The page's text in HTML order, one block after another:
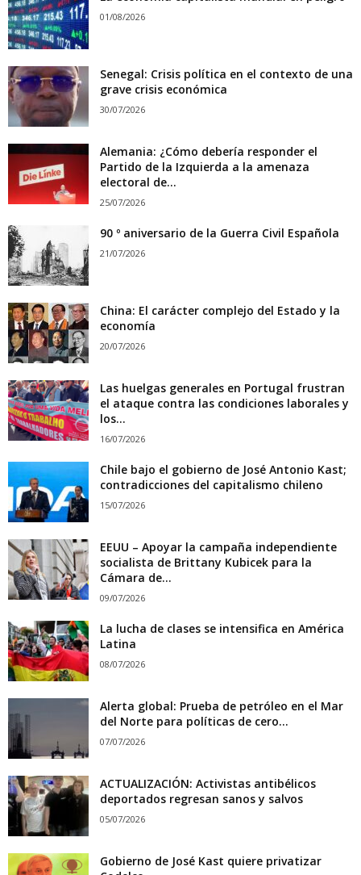
01/08/2026
Senegal: Crisis política en el contexto de una
grave crisis económica
30/07/2026
Alemania: ¿Cómo debería responder el
Partido de la Izquierda a la amenaza
electoral de...
25/07/2026
90 º aniversario de la Guerra Civil Española
21/07/2026
China: El carácter complejo del Estado y la
economía
20/07/2026
Las huelgas generales en Portugal frustran
el ataque contra las condiciones laborales y
los...
16/07/2026
Chile bajo el gobierno de José Antonio Kast;
contradicciones del capitalismo chileno
15/07/2026
EEUU – Apoyar la campaña independiente
socialista de Brittany Kubicek para la
Cámara de...
09/07/2026
La lucha de clases se intensifica en América
Latina
08/07/2026
Alerta global: Prueba de petróleo en el Mar
del Norte para políticas de cero...
07/07/2026
ACTUALIZACIÓN: Activistas antibélicos
deportados regresan sanos y salvos
05/07/2026
Gobierno de José Kast quiere privatizar